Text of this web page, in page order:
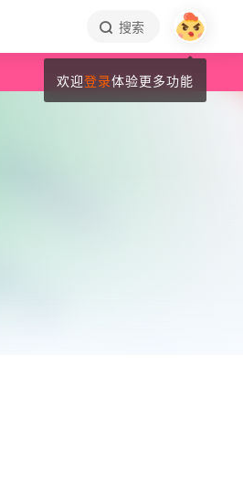
搜索
欢迎登录体验更多功能